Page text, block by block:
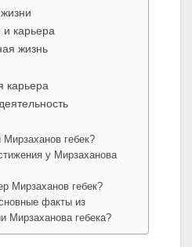
карьера
жизнь
карьера
Мирзаханов гебек?
у Мирзаханова
Мирзаханов гебек?
факты из
Мирзаханова гебека?